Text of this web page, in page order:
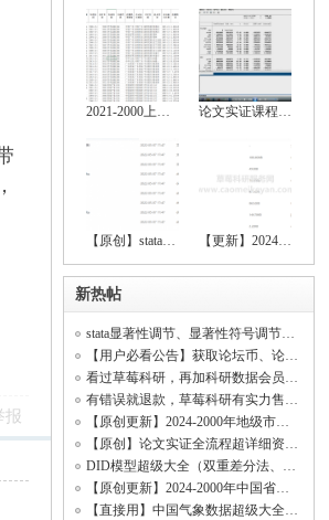
报
2021-2000上市公司绿色创新数据大全（创新 论文实证课程（stata安装包、数据处理、基
【原创】stata空间计量全流程操作资料（数 【更新】2024-2000上市公司绿色创新、上市
新热帖